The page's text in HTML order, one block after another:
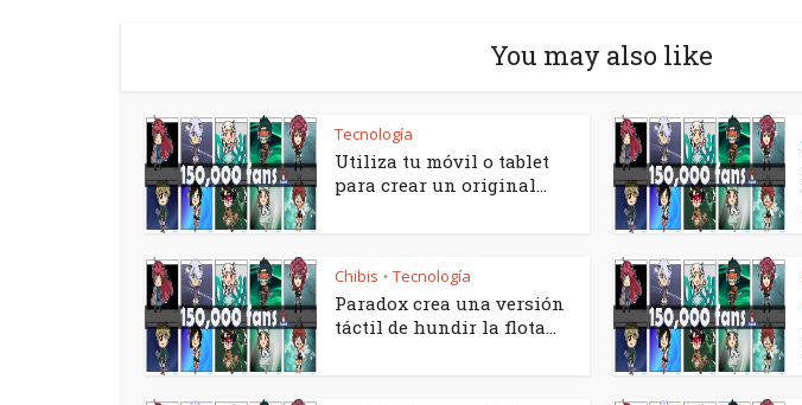
You may also like
Tecnología
Utiliza tu móvil o tablet
para crear un original...
Chibis • Tecnología
Paradox crea una versión
táctil de hundir la flota...